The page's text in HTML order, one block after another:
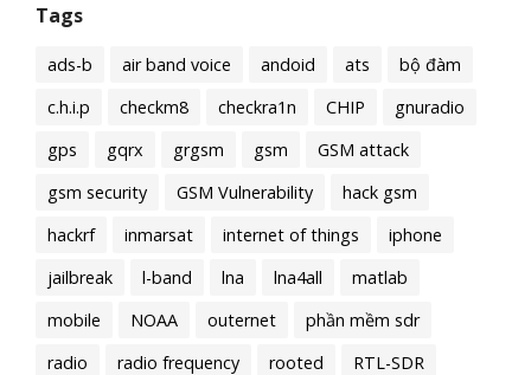
Tags
ads-b air band voice andoid ats
bộ đàm
c.h.i.p
checkm8 checkra1n CHIP
gnuradio
gps
gqrx grgsm gsm
GSM attack
gsm security
GSM Vulnerability
hack gsm
hackrf
inmarsat internet of things
iphone
jailbreak
l-band lna lna4all
matlab
mobile
NOAA outernet
phần mềm sdr
radio
radio frequency rooted
RTL-SDR